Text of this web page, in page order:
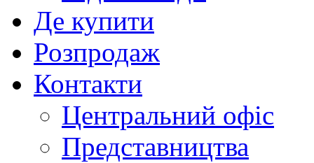
Де купити
Розпродаж
Контакти
Центральний офіс
Представництва